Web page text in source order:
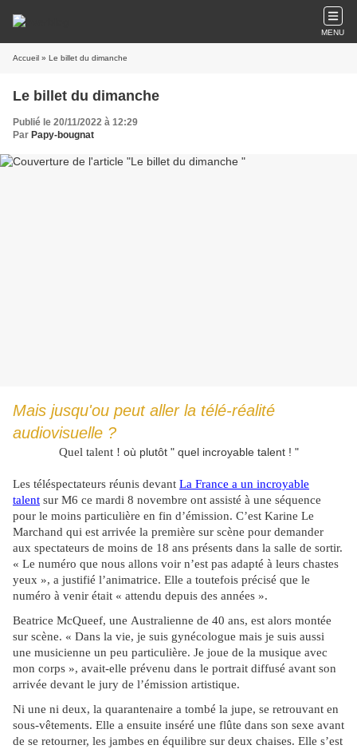
MENU
Accueil » Le billet du dimanche
Le billet du dimanche
Publié le 20/11/2022 à 12:29
Par Papy-bougnat
Mais jusqu'ou peut aller la télé-réalité
audiovisuelle ?
Quel talent ! où plutôt " quel incroyable talent ! "
Les téléspectateurs réunis devant La France a un incroyable
talent sur M6 ce mardi 8 novembre ont assisté à une séquence
pour le moins particulière en fin d’émission. C’est Karine Le
Marchand qui est arrivée la première sur scène pour demander
aux spectateurs de moins de 18 ans présents dans la salle de sortir.
« Le numéro que nous allons voir n’est pas adapté à leurs chastes
yeux », a justifié l’animatrice. Elle a toutefois précisé que le
numéro à venir était « attendu depuis des années ».
Beatrice McQueef, une Australienne de 40 ans, est alors montée
sur scène. « Dans la vie, je suis gynécologue mais je suis aussi
une musicienne un peu particulière. Je joue de la musique avec
mon corps », avait-elle prévenu dans le portrait diffusé avant son
arrivée devant le jury de l’émission artistique.
Ni une ni deux, la quarantenaire a tombé la jupe, se retrouvant en
sous-vêtements. Elle a ensuite inséré une flûte dans son sexe avant
de se retourner, les jambes en équilibre sur deux chaises. Elle s’est